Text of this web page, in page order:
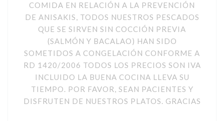
COMIDA EN RELACIÓN A LA PREVENCIÓN
DE ANISAKIS, TODOS NUESTROS PESCADOS
QUE SE SIRVEN SIN COCCIÓN PREVIA
(SALMÓN Y BACALAO) HAN SIDO
SOMETIDOS A CONGELACIÓN CONFORME A
RD 1420/2006 TODOS LOS PRECIOS SON IVA
INCLUIDO LA BUENA COCINA LLEVA SU
TIEMPO. POR FAVOR, SEAN PACIENTES Y
DISFRUTEN DE NUESTROS PLATOS. GRACIAS